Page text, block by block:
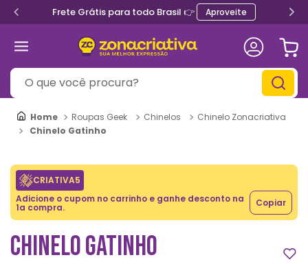
Frete Grátis para todo Brasil 👉 Aproveite
O que você procura?
Roupas Geek Chinelos
Chinelo Zonacriativa
Chinelo Gatinho
CRIATIVA5
Adicione o cupom no carrinho e ganhe desconto na
1a compra. Copiar
CHINELO GATINHO